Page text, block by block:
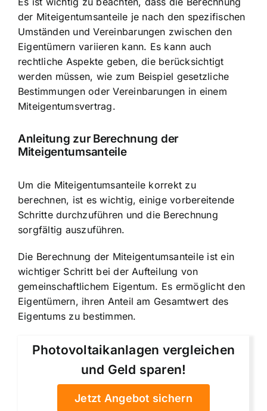
der Miteigentumsanteile je nach den spezifischen
Umständen und Vereinbarungen zwischen den
Eigentümern variieren kann. Es kann auch
rechtliche Aspekte geben, die berücksichtigt
werden müssen, wie zum Beispiel gesetzliche
Bestimmungen oder Vereinbarungen in einem
Miteigentumsvertrag.
Anleitung zur Berechnung der
Miteigentumsanteile
Um die Miteigentumsanteile korrekt zu
berechnen, ist es wichtig, einige vorbereitende
Schritte durchzuführen und die Berechnung
sorgfältig auszuführen.
Die Berechnung der Miteigentumsanteile ist ein
wichtiger Schritt bei der Aufteilung von
gemeinschaftlichem Eigentum. Es ermöglicht den
Eigentümern, ihren Anteil am Gesamtwert des
Eigentums zu bestimmen.
Photovoltaikanlagen vergleichen
und Geld sparen!
Jetzt Angebot sichern